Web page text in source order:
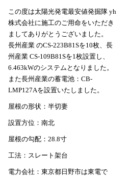
この度は太陽光発電最安値発掘隊 yh
株式会社に施工のご用命をいただき
ましてありがとうございました。
長州産業 のCS-223B81Sを10枚、長
州産業 CS-109B81Sを1枚設置し、
6.463kWのシステムとなりました。
また長州産業の蓄電池：CB-
LMP127Aを設置いたしました。
屋根の形状：半切妻
設置方位：南北
屋根の勾配：28.8寸
工法：スレート架台
電力会社：東京都日野市は東電で